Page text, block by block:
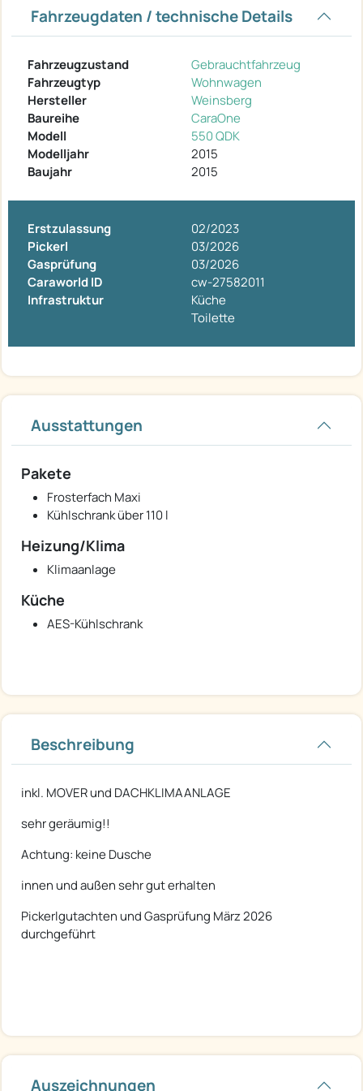
Fahrzeugdaten / technische Details
Fahrzeugzustand
Gebrauchtfahrzeug
Fahrzeugtyp
Wohnwagen
Hersteller
Weinsberg
Baureihe
CaraOne
Modell
550 QDK
Modelljahr
2015
Baujahr
2015
Erstzulassung
02/2023
Pickerl
03/2026
Gasprüfung
03/2026
Caraworld ID
cw-27582011
Infrastruktur
Küche
Toilette
Ausstattungen
Pakete
Frosterfach Maxi
Kühlschrank über 110 l
Heizung/Klima
Klimaanlage
Küche
AES-Kühlschrank
Beschreibung
inkl. MOVER und DACHKLIMAANLAGE
sehr geräumig!!
Achtung: keine Dusche
innen und außen sehr gut erhalten
Pickerlgutachten und Gasprüfung März 2026
durchgeführt
Auszeichnungen